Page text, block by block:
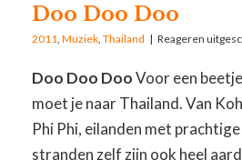
Doo Doo Doo
2011 ,Muziek ,Thailand | Reageren
Doo Doo DooVoor een
moet je naar Thailand. Van
Phi Phi, eilanden met
stranden zelf zijn ook heel